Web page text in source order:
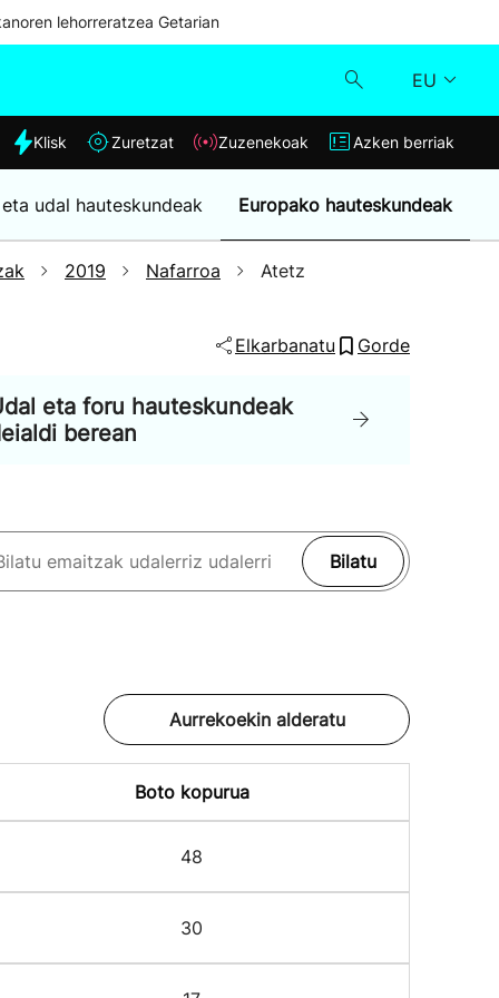
lehorreratzea Getarian
EU
Klisk
Zuzenekoak
Azken berriak
Klisk Zuretzat Zuzenekoak Azken berriak
udal hauteskundeak Europako hauteskundeak
2019 Nafarroa Atetz
Elkarbanatu Gorde
eta foru hauteskundeak
berean
Bilatu
Aurrekoekin alderatu
Boto kopurua
48
30